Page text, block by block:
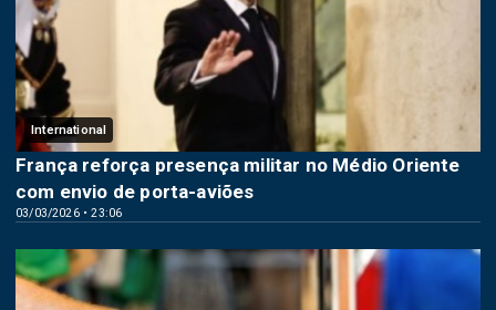
International
03/03/2026 • 23:06
França reforça presença militar no Médio Oriente
com envio de porta-aviões